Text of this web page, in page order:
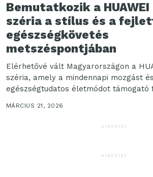
Bemutatkozik a HUAWEI
széria a stílus és a
egészségkövetés
metszéspontjában
Elérhetővé vált Magyarországon a
széria, amely a mindennapi mozgást
egészségtudatos életmódot támogató
könnyű, visszafogott kialakítással
MÁRCIUS 21, 2026
HIRDETÉS
HIRDETÉS